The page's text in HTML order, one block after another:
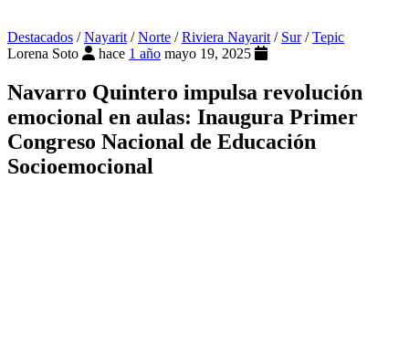
Destacados /Nayarit/Norte /Riviera Nayarit/ Sur/Tepic
Lorena Soto
hace 1 año mayo 19, 2025
Navarro Quintero impulsa revolución
emocional en aulas: Inaugura Primer
Congreso Nacional de Educación
Socioemocional